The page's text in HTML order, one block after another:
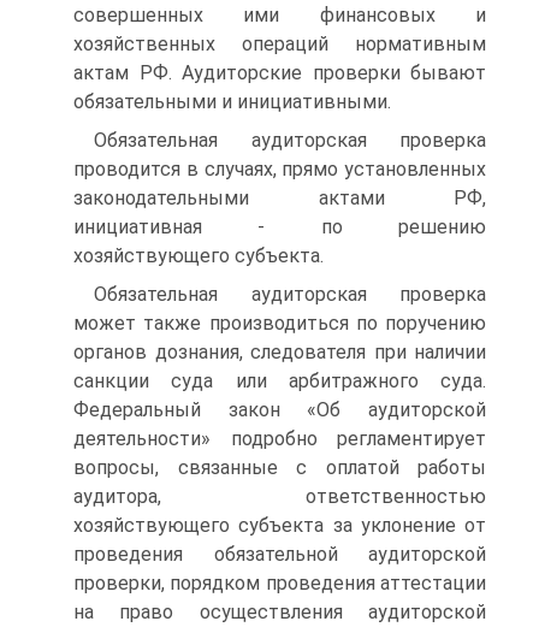
совершенных ими финансовых и
хозяйственных операций нормативным
актам РФ. Аудиторские проверки бывают
обязательными и инициативными.
Обязательная аудиторская проверка
проводится в случаях, прямо установленных
законодательными актами РФ,
инициативная - по решению
хозяйствующего субъекта.
Обязательная аудиторская проверка
может также производиться по поручению
органов дознания, следователя при наличии
санкции суда или арбитражного суда.
Федеральный закон «Об аудиторской
деятельности» подробно регламентирует
вопросы, связанные с оплатой работы
аудитора, ответственностью
хозяйствующего субъекта за уклонение от
проведения обязательной аудиторской
проверки, порядком проведения аттестации
на право осуществления аудиторской